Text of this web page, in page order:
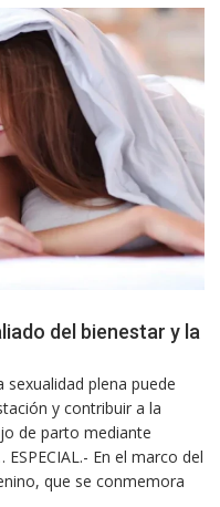
del bienestar y la
plena puede
y contribuir a la
de parto mediante
En el marco del
que se conmemora